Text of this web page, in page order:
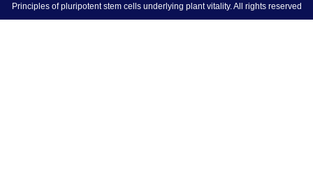
Principles of pluripotent stem cells underlying plant vitality. All rights reserved